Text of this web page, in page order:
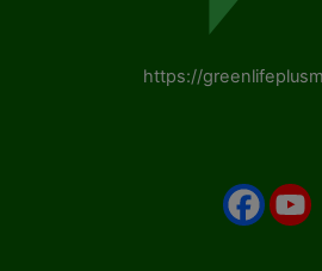
https://